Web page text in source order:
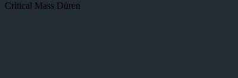
Critical Mass Düren